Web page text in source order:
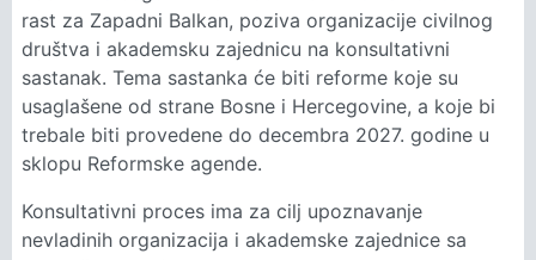
rast za Zapadni Balkan, poziva organizacije civilnog
društva i akademsku zajednicu na konsultativni
sastanak. Tema sastanka će biti reforme koje su
usaglašene od strane Bosne i Hercegovine, a koje bi
trebale biti provedene do decembra 2027. godine u
sklopu Reformske agende.
Konsultativni proces ima za cilj upoznavanje
nevladinih organizacija i akademske zajednice sa